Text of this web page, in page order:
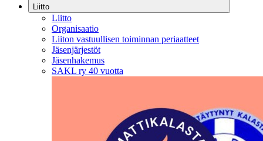
Liitto
Liitto
Organisaatio
Liiton vastuullisen toiminnan periaatteet
Jäsenjärjestöt
Jäsenhakemus
SAKL ry 40 vuotta